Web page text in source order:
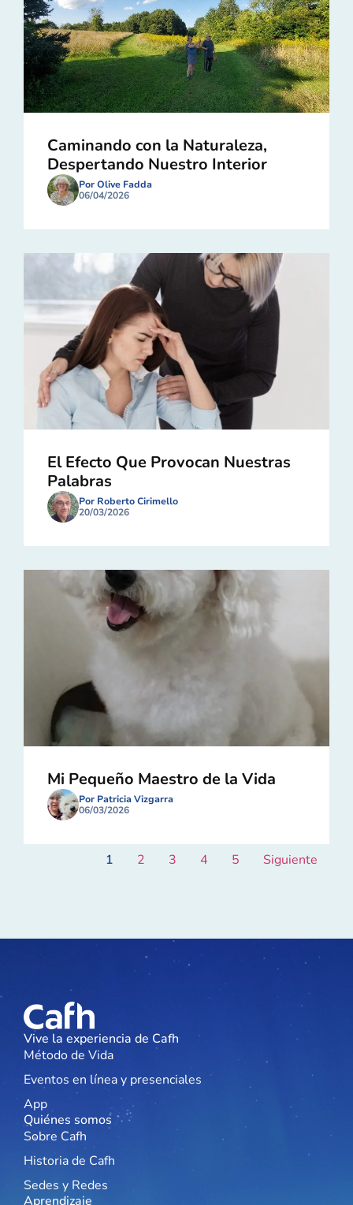
Caminando con la Naturaleza,
Despertando Nuestro Interior
Por Olive Fadda
06/04/2026
El Efecto Que Provocan Nuestras
Palabras
Por Roberto Cirimello
20/03/2026
Mi Pequeño Maestro de la Vida
Por Patricia Vizgarra
06/03/2026
1 2 3 4 5 Siguiente
Vive la experiencia de Cafh
Método de Vida
Eventos en línea y presenciales
App
Quiénes somos
Sobre Cafh
Historia de Cafh
Sedes y Redes
Aprendizaje